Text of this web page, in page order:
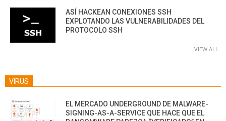
ASÍ HACKEAN CONEXIONES SSH
EXPLOTANDO LAS VULNERABILIDADES DEL
PROTOCOLO SSH
VIEW ALL
VIRUS
EL MERCADO UNDERGROUND DE MALWARE-
SIGNING-AS-A-SERVICE QUE HACE QUE EL